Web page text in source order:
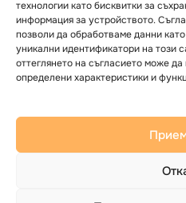
технологии като бисквитки за
информация за устройството.
позволи да обработваме данни
уникални идентификатори на този
оттеглянето на съгласието може
определени характеристики и
Камини на дърва
Котли на твърдо гориво
Термопомпи LG
© 2025 Герак ЕООД. Всички